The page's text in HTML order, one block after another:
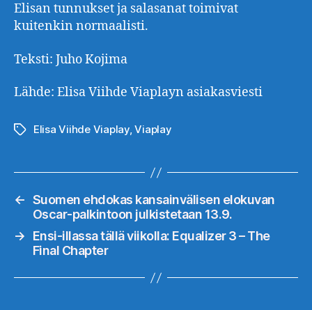
Elisan tunnukset ja salasanat toimivat
kuitenkin normaalisti.
Teksti: Juho Kojima
Lähde: Elisa Viihde Viaplayn asiakasviesti
Avainsanat
Elisa Viihde Viaplay,Viaplay
← Suomen ehdokas kansainvälisen elokuvan
Oscar-palkintoon julkistetaan 13.9.
→
Ensi-illassa tällä viikolla: Equalizer 3 – The
Final Chapter